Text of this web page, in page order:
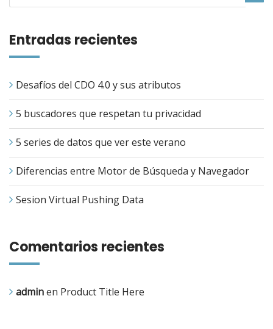
Entradas recientes
Desafíos del CDO 4.0 y sus atributos
5 buscadores que respetan tu privacidad
5 series de datos que ver este verano
Diferencias entre Motor de Búsqueda y Navegador
Sesion Virtual Pushing Data
Comentarios recientes
adminen Product Title Here